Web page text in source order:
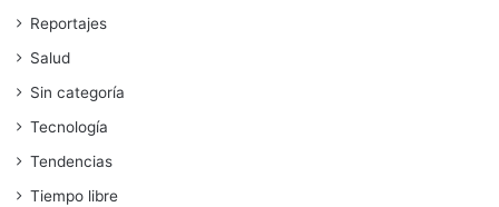
Reportajes
Salud
Sin categoría
Tecnología
Tendencias
Tiempo libre